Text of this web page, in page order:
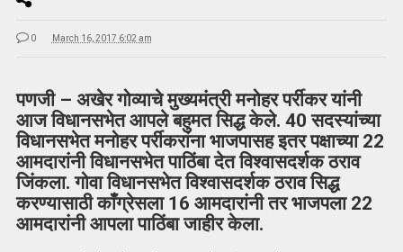
0 March 16, 2017 6:02 am
पणजी – अखेर गोव्याचे मुख्यमंत्री मनोहर पर्रीकर यांनी
आज विधानसभेत आपले बहुमत सिद्ध केले. 40 सदस्यांच्या
विधानसभेत मनोहर पर्रीकरांना भाजपासह इतर पक्षाच्या 22
आमदारांनी विधानसभेत पाठिंबा देत विश्वासदर्शक ठराव
जिंकला. गोवा विधानसभेत विश्वासदर्शक ठराव सिद्ध
करण्यासाठी काँग्रेसला 16 आमदारांनी तर भाजपला 22
आमदारांनी आपला पाठिंबा जाहीर केला.